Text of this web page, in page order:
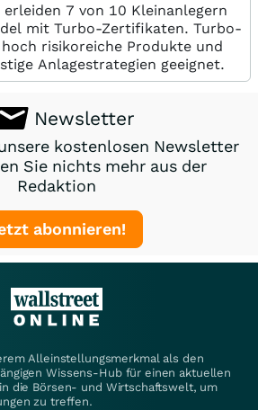
7 von 10 Kleinanlegern
mit Turbo-Zertifikaten. Turbo-
risikoreiche Produkte und
Anlagestrategien geeignet.
Newsletter
kostenlosen Newsletter
Sie nichts mehr aus der
Redaktion
abonnieren!
Alleinstellungsmerkmal als den
Wissens-Hub für einen aktuellen
die Börsen- und Wirtschaftswelt, um
zu treffen.